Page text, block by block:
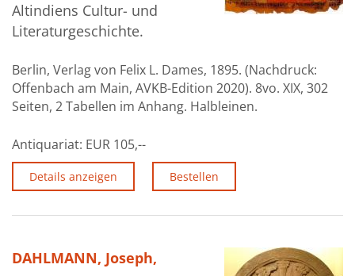
Altindiens Cultur- und
Literaturgeschichte.
Berlin, Verlag von Felix L. Dames, 1895. (Nachdruck:
Offenbach am Main, AVKB-Edition 2020). 8vo. XIX, 302
Seiten, 2 Tabellen im Anhang. Halbleinen.
Antiquariat: EUR 105,--
Details anzeigen Bestellen
DAHLMANN, Joseph,